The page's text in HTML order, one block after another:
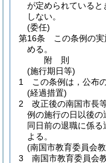
が定められている
しない。
(委任)
第16条
この条例の
める。
附 則
(施行期日等)
1
この条例は，公布
(経過措置)
2
改正後の南国市長
例の施行の日以後の
同日前の退職に係
よる。
(南国市教育委員会
3
南国市教育委員会